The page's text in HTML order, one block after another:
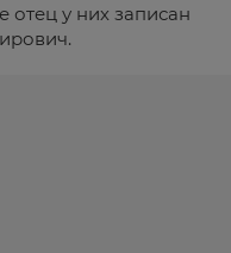
отец у них записан